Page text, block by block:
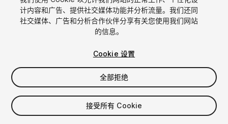
$19.99
席位
计内容和广告、提供社交媒体功能并分析流量。我们还同
社交媒体、广告和分析合作伙伴分享有关您使用我们网站
的信息。
Cookie 设置
全部拒绝
接受所有 Cookie